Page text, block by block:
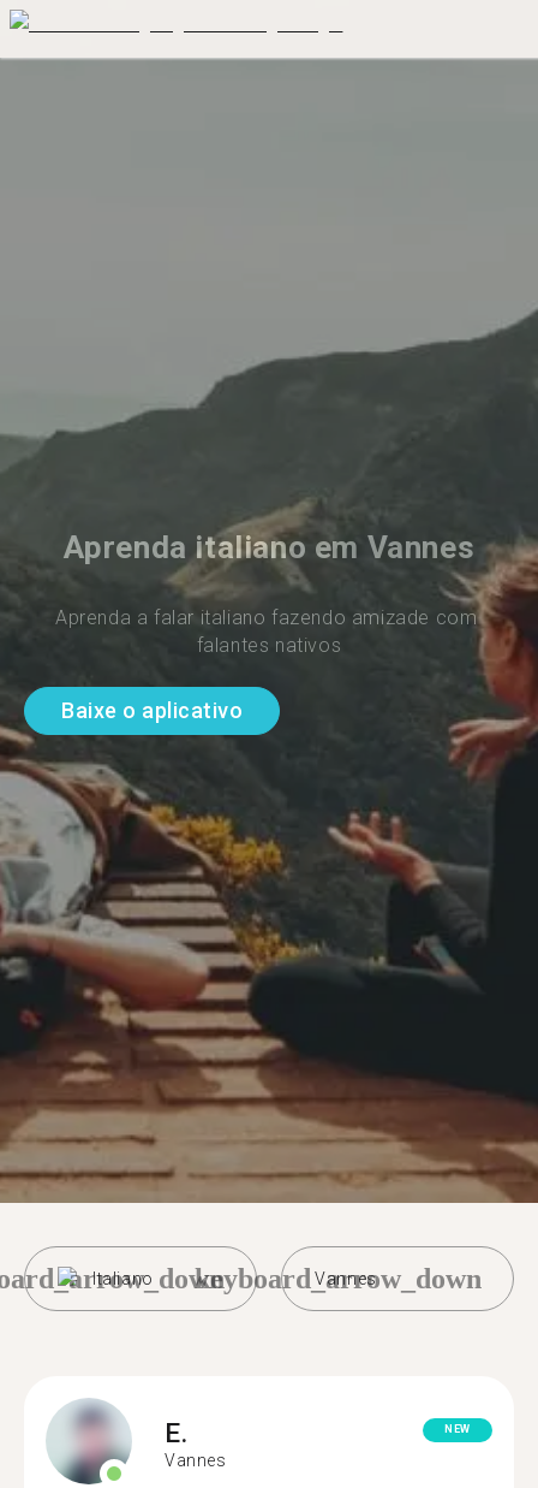
Aprenda italiano em Vannes
Aprenda a falar italiano fazendo amizade com
falantes nativos
Baixe o aplicativo
Italiano Vannes
keyboard_arrow_down
E.
Vannes
NEW